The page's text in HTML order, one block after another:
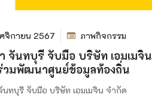
จิกายน 2567 ภาพกิจกรรม
จันทบุรี จับมือ บริษัท เอมเมจิน
วมพัฒนาศูนย์ข้อมูลท้องถิ่น
ทบุรี จับมือ บริษัท เอมเมจิน จำกัด